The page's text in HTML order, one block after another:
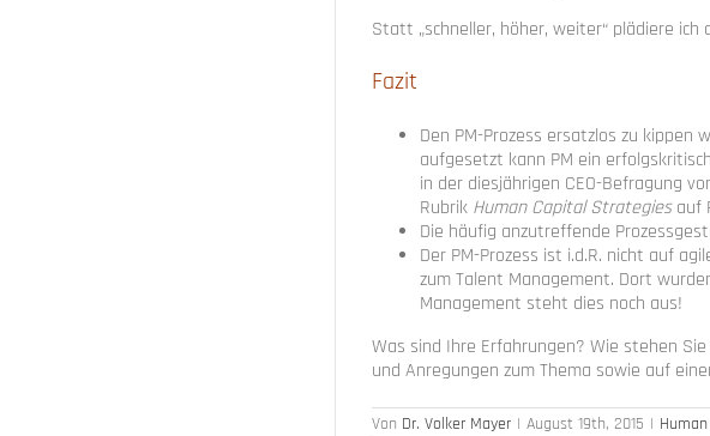
Statt „schneller, höher, weiter“ plädiere
Fazit
Den PM-Prozess ersatzlos zu
aufgesetzt kann PM ein
in der diesjährigen CEO-Befragung
Rubrik Human Capital Strategiesauf
Die häufig anzutreffende
Der PM-Prozess ist i.d.R. nicht auf
zum Talent Management. Dort
Management steht dies noch aus!
Was sind Ihre Erfahrungen? Wie stehen
und Anregungen zum Thema sowie auf
Von Dr. Volker Mayer | August 19th, 2015 |